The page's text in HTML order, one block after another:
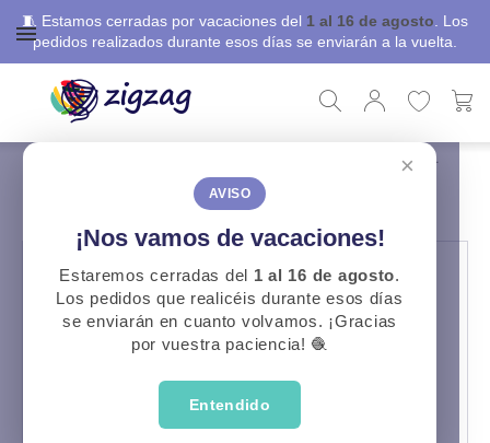
🧵 Estamos cerradas por vacaciones del 1 al 16 de agosto . Los
pedidos realizados durante esos días se enviarán a la vuelta.
×
AVISO
¡Nos vamos de vacaciones!
Estaremos cerradas del 1 al 16 de agosto.
Los pedidos que realicéis durante esos días
se enviarán en cuanto volvamos. ¡Gracias
por vuestra paciencia! 🧶
Entendido
Patrón Jersey Mujer
PATRÓN JERSEY MUJER